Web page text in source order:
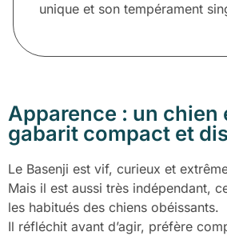
unique et son tempérament
Apparence : un chien
gabarit compact et
Le Basenji est vif, curieux et
Mais il est aussi très indépendant,
les habitués des chiens obéissants.
Il réfléchit avant d’agir, préfère